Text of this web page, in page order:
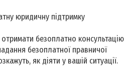
юридичну підтримку
безоплатно консультацію
безоплатної правничої
як діяти у вашій ситуації.